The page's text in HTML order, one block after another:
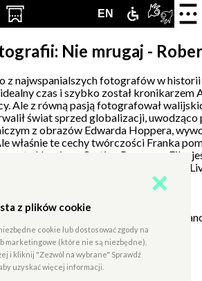
OTWÓRZ
STRONĘ
KUPNEM
BILETÓW
W
KARCIE
10 ENGLISH
EN ZAMEK
DLA PJM
Nie mrugaj -
z najwspanialszych fotografów w
idealny czas i szybko został
Ale z równą pasją fotografował
świat sprzed globalizacji,
z obrazów Edwarda Hoppera,
właśnie te cechy twórczości Franka
Henriego Cartier-Bressona. Film
Bob Dylan, Jack Kerouac,
napisami
FRANK, reż. Laura Israel, Kanada,
z plików cookie
cookie lub dostosować zgody na
marketingowe (które nie są niezbędne),
i kliknij "Zezwól na wybrane" Sprawdź
uzyskać więcej informacji.